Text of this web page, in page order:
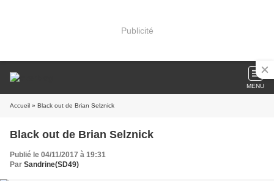
Publicité
MENU
Accueil » Black out de Brian Selznick
Black out de Brian Selznick
Publié le 04/11/2017 à 19:31
Par Sandrine(SD49)